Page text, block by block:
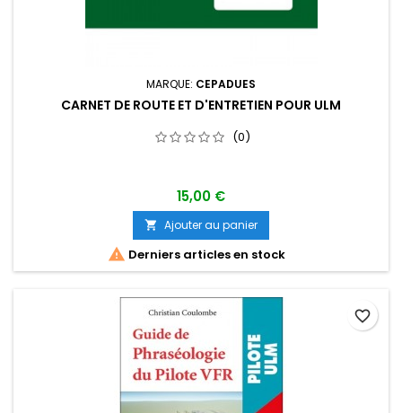
MARQUE: CEPADUES
CARNET DE ROUTE ET D'ENTRETIEN POUR ULM
(0)
15,00 €
 Ajouter au panier
 Derniers articles en stock
favorite_border